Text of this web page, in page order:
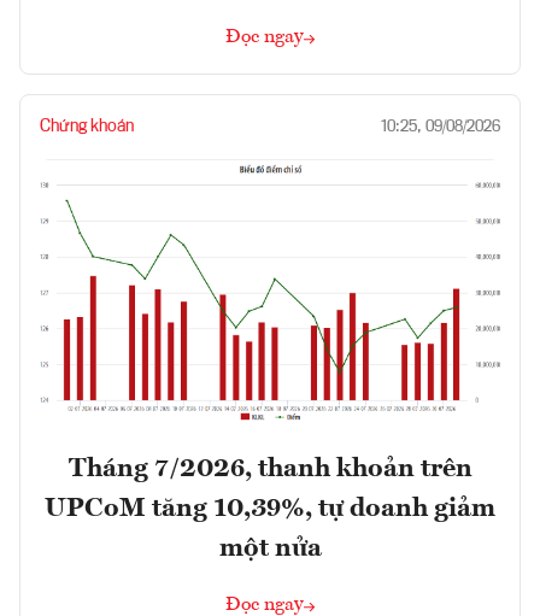
Đọc ngay
Chứng khoán 10:25, 09/08/2026
Tháng 7/2026, thanh khoản trên
UPCoM tăng 10,39%, tự doanh giảm
một nửa
Đọc ngay